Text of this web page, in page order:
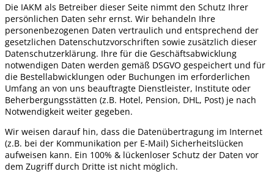
Die IAKM als Betreiber dieser Seite nimmt den Schutz Ihrer
persönlichen Daten sehr ernst. Wir behandeln Ihre
personenbezogenen Daten vertraulich und entsprechend der
gesetzlichen Datenschutzvorschriften sowie zusätzlich dieser
Datenschutzerklärung. Ihre für die Geschäftsabwicklung
notwendigen Daten werden gemäß DSGVO gespeichert und für
die Bestellabwicklungen oder Buchungen im erforderlichen
Umfang an von uns beauftragte Dienstleister, Institute oder
Beherbergungsstätten (z.B. Hotel, Pension, DHL, Post) je nach
Notwendigkeit weiter gegeben.
Wir weisen darauf hin, dass die Datenübertragung im Internet
(z.B. bei der Kommunikation per E-Mail) Sicherheitslücken
aufweisen kann. Ein 100% & lückenloser Schutz der Daten vor
dem Zugriff durch Dritte ist nicht möglich.